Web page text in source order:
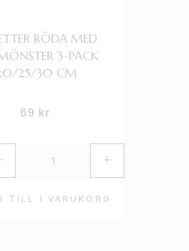
TILL I VARUKORG
RÖDA MED
3-PACK
25/30 CM
69 kr